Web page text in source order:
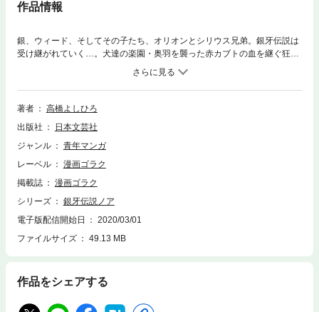
作品情報
銀、ウィード、そしてその子たち、オリオンとシリウス兄弟。銀牙伝説は
受け継がれていく…。犬達の楽園・奥羽を襲った赤カブトの血を継ぐ狂
熊・モンスーンとの激闘で命を落としたシリウス。どんな敵とでも解り合
えるというシリウスの理想を最後まで理解できなかったオリオンは、シリ
ウスを喪ったショックを受け止められず、姿を消した。そして始まるオリ
オンの放浪の旅。その旅路でオリオンが出会う犬（もの）とは…!? 銀牙
著者
高橋よしひろ
出版社
日本文芸社
ジャンル
青年マンガ
レーベル
漫画ゴラク
掲載誌
漫画ゴラク
シリーズ
銀牙伝説ノア
電子版配信開始日
2020/03/01
ファイルサイズ
49.13 MB
作品をシェアする